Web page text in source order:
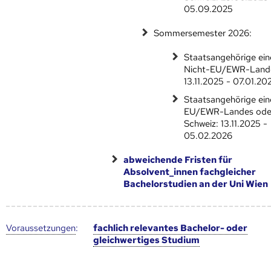
05.09.2025
Sommersemester 2026:
Staatsangehörige
Nicht-EU/EWR-
13.11.2025 -
Staatsangehörige
EU/EWR-Landes
Schweiz: 13.11.2025 -
05.02.2026
abweichende Fristen für
Absolvent_innen fachgleicher
Bachelorstudien an der Uni Wien
Voraus­setzungen:
fachlich relevantes Bachelor- oder
gleichwertiges Studium